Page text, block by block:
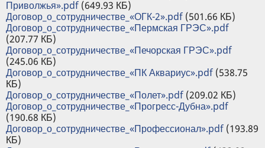
Приволжья».pdf (649.93 КБ)
Договор_о_сотрудничестве_«ОГК-2».pdf (501.66 КБ)
Договор_о_сотрудничестве_«Пермская ГРЭС».pdf
(207.77 КБ)
Договор_о_сотрудничестве_«Печорская ГРЭС».pdf
(245.06 КБ)
Договор_о_сотрудничестве_«ПК Аквариус».pdf (538.75
КБ)
Договор_о_сотрудничестве_«Полет».pdf (209.02 КБ)
Договор_о_сотрудничестве_«Прогресс-Дубна».pdf
(190.68 КБ)
Договор_о_сотрудничестве_«Профессионал».pdf (193.89
КБ)